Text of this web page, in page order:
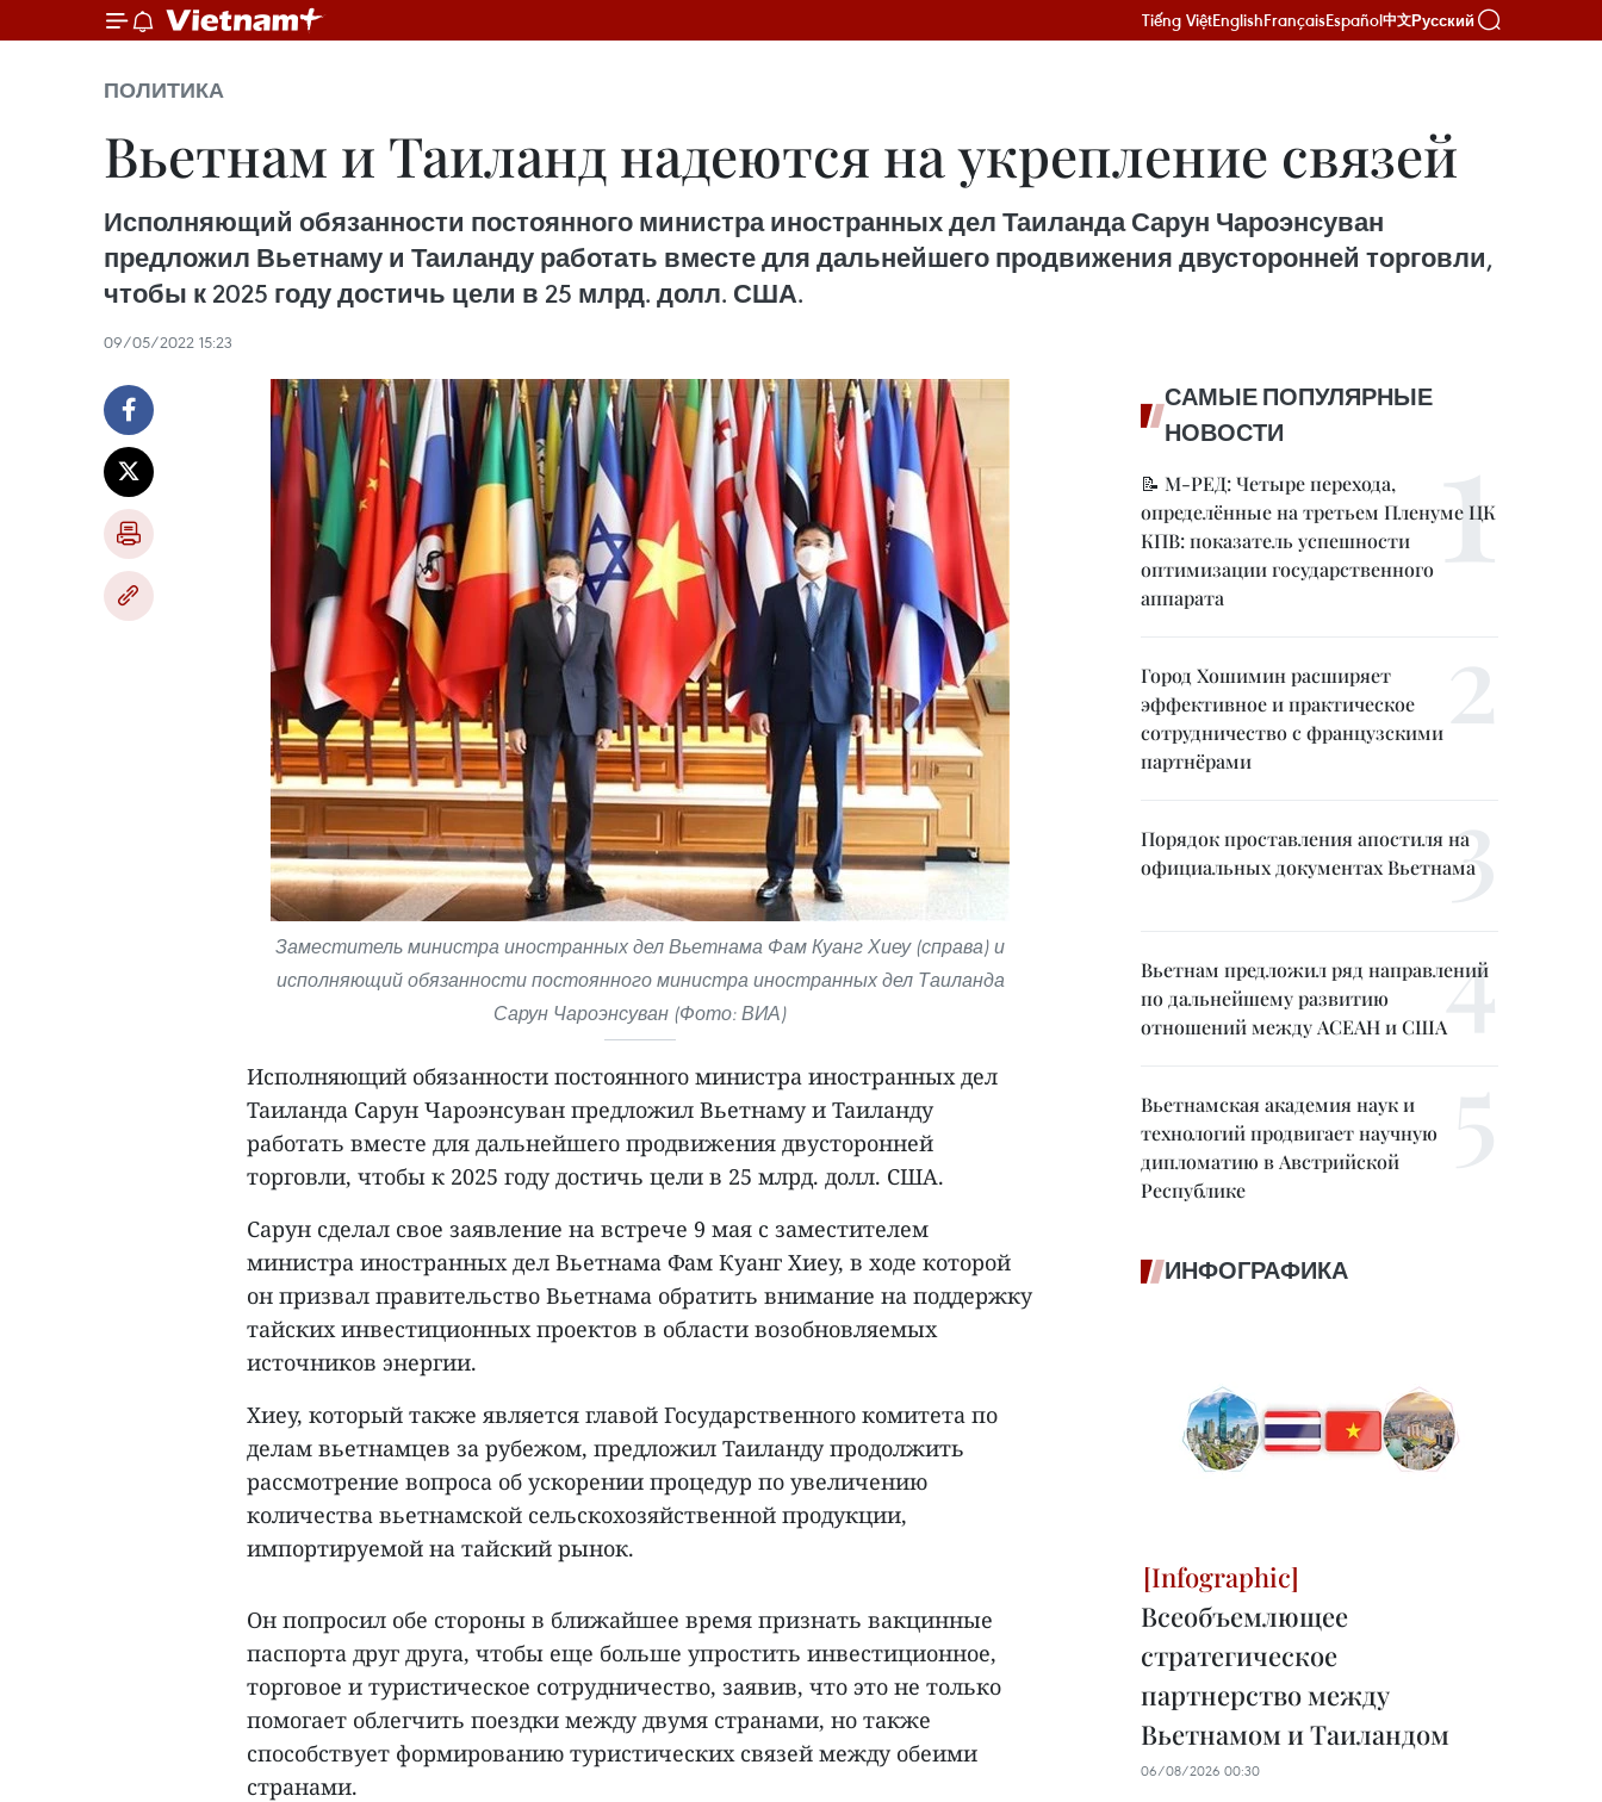
Tiếng ViệtEnglishFrançaisEspañol中文Русский
ПОЛИТИКА
Вьетнам и Таиланд надеются на укрепление связей
Исполняющий обязанности постоянного министра иностранных дел Таиланда Сарун Чароэнсуван
предложил Вьетнаму и Таиланду работать вместе для дальнейшего продвижения двусторонней торговли,
чтобы к 2025 году достичь цели в 25 млрд. долл. США.
09/05/2022 15:23
Заместитель министра иностранных дел Вьетнама Фам Куанг Хиеу (справа) и
исполняющий обязанности постоянного министра иностранных дел Таиланда
Сарун Чароэнсуван (Фото: ВИА)
Исполняющий обязанности постоянного министра иностранных дел
Таиланда Сарун Чароэнсуван предложил Вьетнаму и Таиланду
работать вместе для дальнейшего продвижения двусторонней
торговли, чтобы к 2025 году достичь цели в 25 млрд. долл. США.
Сарун сделал свое заявление на встрече 9 мая с заместителем
министра иностранных дел Вьетнама Фам Куанг Хиеу, в ходе которой
он призвал правительство Вьетнама обратить внимание на поддержку
тайских инвестиционных проектов в области возобновляемых
источников энергии.
Хиеу, который также является главой Государственного комитета по
делам вьетнамцев за рубежом, предложил Таиланду продолжить
рассмотрение вопроса об ускорении процедур по увеличению
количества вьетнамской сельскохозяйственной продукции,
импортируемой на тайский рынок.
Он попросил обе стороны в ближайшее время признать вакцинные
паспорта друг друга, чтобы еще больше упростить инвестиционное,
торговое и туристическое сотрудничество, заявив, что это не только
помогает облегчить поездки между двумя странами, но также
способствует формированию туристических связей между обеими
странами.
САМЫЕ ПОПУЛЯРНЫЕ
НОВОСТИ
📝 М-РЕД: Четыре перехода,
определённые на третьем Пленуме ЦК
КПВ: показатель успешности
оптимизации государственного
аппарата
Город Хошимин расширяет
эффективное и практическое
сотрудничество с французскими
партнёрами
Порядок проставления апостиля на
официальных документах Вьетнама
Вьетнам предложил ряд направлений
по дальнейшему развитию
отношений между АСЕАН и США
Вьетнамская академия наук и
технологий продвигает научную
дипломатию в Австрийской
Республике
ИНФОГРАФИКА
Всеобъемлющее
стратегическое
партнерство между
Вьетнамом и Таиландом
06/08/2026 00:30